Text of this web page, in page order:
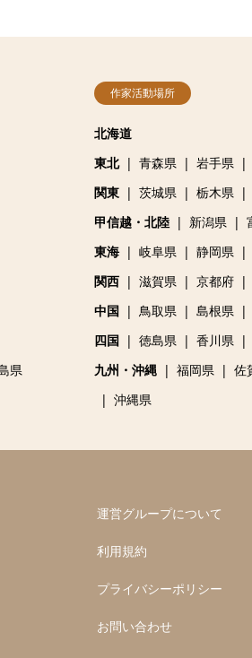
県
作家活動場所
北海道
東北
青森県 岩手県
関東
茨城県 栃木県
甲信越・北陸
新潟県
東海
岐阜県 静岡県
関西
滋賀県 京都府
中国
鳥取県 島根県
四国
徳島県 香川県
九州・沖縄
福岡県 佐
沖縄県
運営グループについて
利用規約
プライバシーポリシー
お問い合わせ